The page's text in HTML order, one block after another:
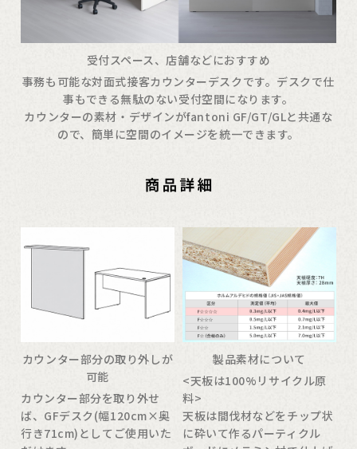
受付スペース、店舗などにおすすめ
事務も可能な対面式接客カウンターデスクです。デスクで仕
事もできる無駄のない受付空間になります。
カウンターの素材・デザインがfantoni GF/GT/GLと共通な
ので、簡単に空間のイメージを統一できます。
カウンター部分の取り外しが
可能
カウンター部分を取り外せ
ば、GFデスク(幅120cm×奥
行き71cm)としてご使用いた
製品素材について
<天板は100%リサイクル原
料>
天板は間伐材などをチップ状
に砕いて作るパーティクル